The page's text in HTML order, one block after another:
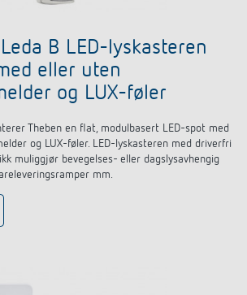
B LED-lyskasteren
eller uten
og LUX-føler
Theben en flat, modulbasert LED-spot med
og LUX-føler. LED-lyskasteren med driverfri
muliggjør bevegelses- eller dagslysavhengig
mm.